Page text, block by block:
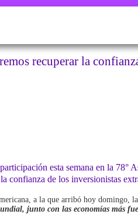
recuperar la
esta semana en la
confianza de los inversionistas
a la que arribó hoy domingo,
junto con las economías más